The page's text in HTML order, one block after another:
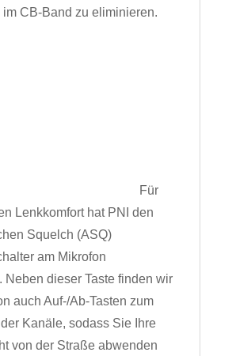
im CB-Band zu eliminieren.
Für
Lenkkomfort hat PNI den
Squelch (ASQ)
am Mikrofon
Neben dieser Taste finden wir
auch Auf-/Ab-Tasten zum
Kanäle, sodass Sie Ihre
von der Straße abwenden